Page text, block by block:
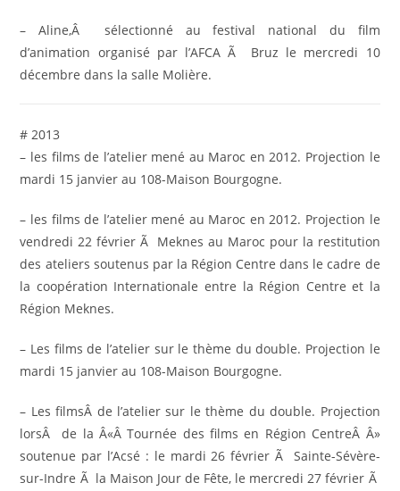
– Aline,Â sélectionné au festival national du film
d’animation organisé par l’AFCA Ã Bruz le mercredi 10
décembre dans la salle Molière.
# 2013
– les films de l’atelier mené au Maroc en 2012. Projection le
mardi 15 janvier au 108-Maison Bourgogne.
– les films de l’atelier mené au Maroc en 2012. Projection le
vendredi 22 février Ã Meknes au Maroc pour la restitution
des ateliers soutenus par la Région Centre dans le cadre de
la coopération Internationale entre la Région Centre et la
Région Meknes.
– Les films de l’atelier sur le thème du double. Projection le
mardi 15 janvier au 108-Maison Bourgogne.
– Les filmsÂ de l’atelier sur le thème du double. Projection
lorsÂ de la Â«Â Tournée des films en Région CentreÂ Â»
soutenue par l’Acsé : le mardi 26 février Ã Sainte-Sévère-
sur-Indre Ã la Maison Jour de Fête, le mercredi 27 février Ã